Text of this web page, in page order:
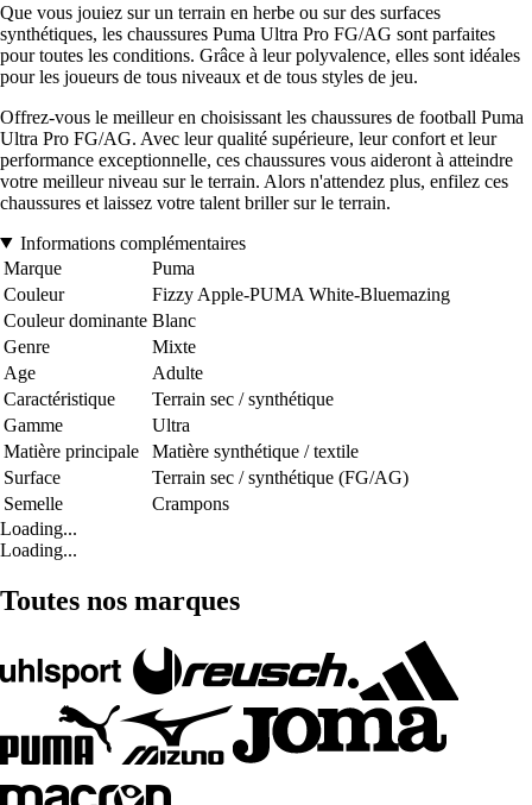
Que vous jouiez sur un terrain en herbe ou sur des surfaces
synthétiques, les chaussures Puma Ultra Pro FG/AG sont parfaites
pour toutes les conditions. Grâce à leur polyvalence, elles sont idéales
pour les joueurs de tous niveaux et de tous styles de jeu.
Offrez-vous le meilleur en choisissant les chaussures de football Puma
Ultra Pro FG/AG. Avec leur qualité supérieure, leur confort et leur
performance exceptionnelle, ces chaussures vous aideront à atteindre
votre meilleur niveau sur le terrain. Alors n'attendez plus, enfilez ces
chaussures et laissez votre talent briller sur le terrain.
Informations complémentaires
Marque
Puma
Couleur
Fizzy Apple-PUMA White-Bluemazing
Couleur dominante Blanc
Genre
Mixte
Age
Adulte
Caractéristique
Terrain sec / synthétique
Gamme
Ultra
Matière principale
Matière synthétique / textile
Surface
Terrain sec / synthétique (FG/AG)
Semelle
Crampons
Loading...
Loading...
Toutes nos marques